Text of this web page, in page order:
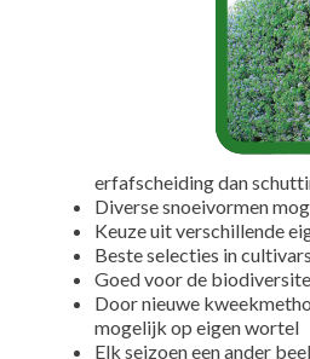
erfafscheiding dan
Diverse snoeivormen
Keuze uit verschillende
Beste selecties in cultivars
Goed voor de
Door nieuwe
mogelijk op eigen wortel
Elk seizoen een ander